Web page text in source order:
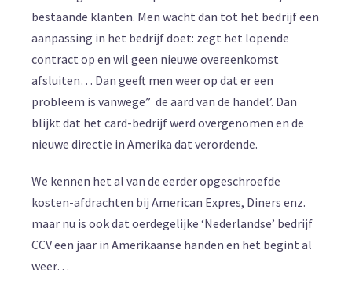
bestaande klanten. Men wacht dan tot het bedrijf een
aanpassing in het bedrijf doet: zegt het lopende
contract op en wil geen nieuwe overeenkomst
afsluiten… Dan geeft men weer op dat er een
probleem is vanwege” de aard van de handel’. Dan
blijkt dat het card-bedrijf werd overgenomen en de
nieuwe directie in Amerika dat verordende.
We kennen het al van de eerder opgeschroefde
kosten-afdrachten bij American Expres, Diners enz.
maar nu is ook dat oerdegelijke ‘Nederlandse’ bedrijf
CCV een jaar in Amerikaanse handen en het begint al
weer…